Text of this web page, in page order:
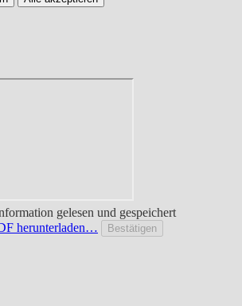
gelesen und gespeichert
herunterladen…
Bestätigen